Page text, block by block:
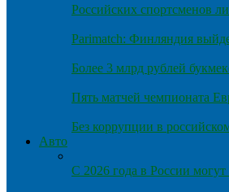
Российских спортсменов
Parimatch: Финляндия
Более 3 млрд рублей
Пять матчей чемпионата
Без коррупции в
Авто
С 2026 года в России могут